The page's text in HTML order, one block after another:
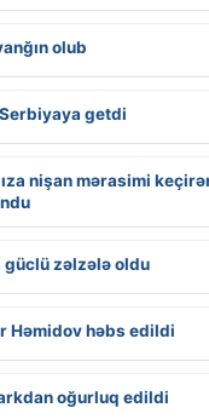
olub
getdi
nişan mərasimi
güclü zəlzələ oldu
Həmidov həbs edildi
oğurluq edildi